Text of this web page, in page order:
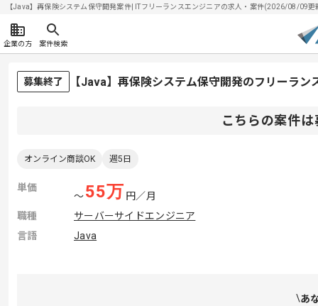
【Java】再保険システム保守開発案件| ITフリーランスエンジニアの求人・案件(2026/08/09更
企業の方 案件検索
募集終了 【Java】再保険システム保守開発のフリーラン
こちらの案件
オンライン商談OK 週5日
単価
〜55万 円／月
職種
サーバーサイドエンジニア
言語
Java
あ